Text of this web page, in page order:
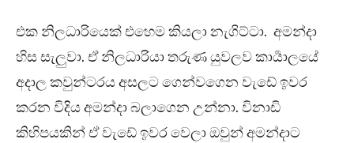
එක නිලධාරියෙක් එහෙම කියලා නැගිට්ටා. අමන්දා
හිස සැලුවා. ඒ නිලධාරියා තරුණ යුවලව කාර්‍යාලයේ
අදාල කවුන්ටරය අසලට ගෙන්වගෙන වැඩේ ඉවර
කරන විදිය අමන්දා බලාගෙන උන්නා. විනාඩි
කිහිපයකින් ඒ වැඩේ ඉවර වෙලා ඔවුන් අමන්දාට